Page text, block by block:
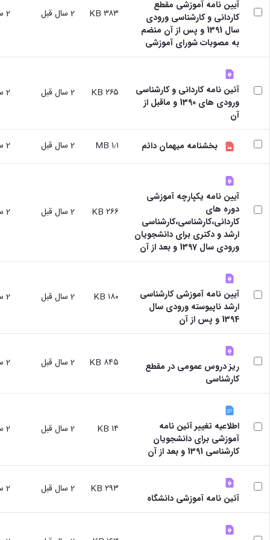
با ما
آدرس
و
تلفن
و
علوم
نفت
دانشکده
علوم
انسانی
دانشکده
هنر
و
معماری
دانشکده
دامپزشکی
پایه
دانشکده
علوم
اقتصادی
و
اجتماعی
دانشکده
علوم
ورزشی
دانشکده
اقماری
فنی
و
منابع
طبیعی
تویسرکان
فنی
و
مهندسی
کبودرآهنگ
مدیریت
و
رزن
صنایع
غذایی
بهار
نهاوند
غیر
فارسی
زبانان
آموزش
های
آزاد،
کاربردی
و
الکترونیکی
آیین نامه آموزشی مقطع
کاردانی و کارشناسی ورودی
سال 1391 و پس از آن منضم
به مصوبات شورای آموزشی
۳۸۳ KB 2 سال قبل 2 سال قبل
آئین نامه کاردانی و کارشناسی
ورودی های 1390 و ماقبل از
آن
۲۶۵ KB 2 سال قبل 2 سال قبل
بخشنامه میهمان دائم ۱٫۱ MB 2 سال قبل 2 سال قبل
آیین نامه یکپارچه آموزشی
دوره های
کاردانی،کارشناسی،کارشناسی
ارشد و دکتری برای دانشجویان
ورودی سال 1397 و بعد از آن
۲۶۶ KB 2 سال قبل 2 سال قبل
آیین نامه آموزشی کارشناسی
ارشد ناپیوسته ورودی سال
1394 و پس از آن
۱۸۰ KB 2 سال قبل 2 سال قبل
ریز دروس عمومی در مقطع
کارشناسی
۸۴۵ KB 2 سال قبل 2 سال قبل
اطلاعیه تغییر آئین نامه
آموزشی برای دانشجویان
کارشناسی 1391 و بعد از آن
۱۴ KB 2 سال قبل 2 سال قبل
آئین نامه آموزشی دانشگاه
۲۹۳ KB 2 سال قبل 2 سال قبل